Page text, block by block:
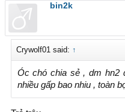
bin2k
Crywolf01 said: ↑
Óc chó chia sẻ , dm hn2
nhiều gấp bao nhiu , toàn